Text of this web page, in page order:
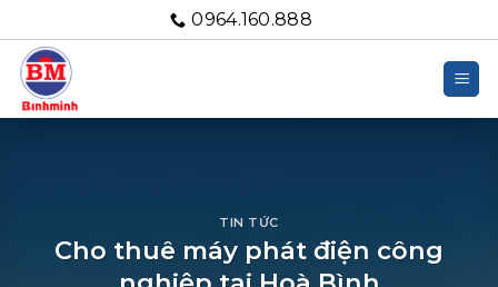
qua
nội
dung
0964.160.888
TIN TỨC
Cho thuê máy phát điện công